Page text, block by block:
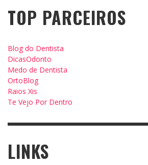
TOP PARCEIROS
Blog do Dentista
DicasOdonto
Medo de Dentista
OrtoBlog
Raios Xis
Te Vejo Por Dentro
LINKS